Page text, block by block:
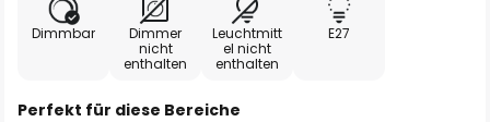
Dimmbar
Dimmer
nicht
enthalten
Leuchtmitt
el nicht
enthalten
E27
Perfekt für diese Bereiche